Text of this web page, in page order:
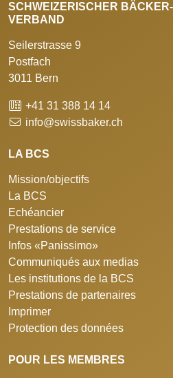
SCHWEIZERISCHER
VERBAND
Seilerstrasse 9
Postfach
3011 Bern
+41 31 388 14 14
info@swissbaker.ch
LA BCS
Mission/objectifs
La BCS
Echéancier
Prestations de service
Infos «Panissimo»
Communiqués aux medias
Les institutions de la BCS
Prestations de partenaires
Imprimer
Protection des données
POUR LES MEMBRES